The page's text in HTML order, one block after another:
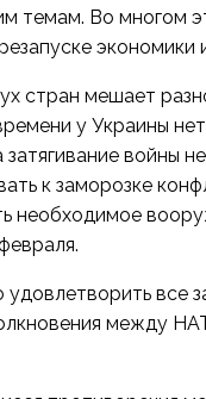
темам. Во многом
стран мешает
у Украины
войны
к заморозке
необходимое
все
между